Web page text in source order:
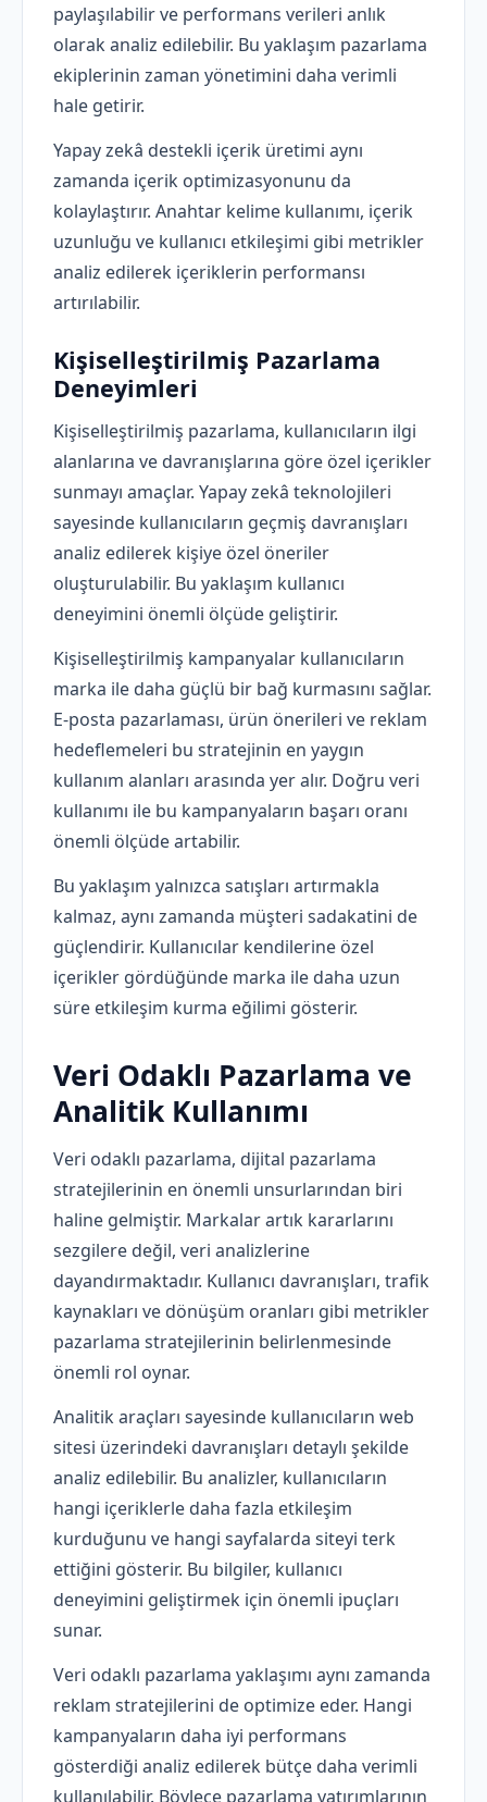
paylaşılabilir ve performans verileri anlık
olarak analiz edilebilir. Bu yaklaşım pazarlama
ekiplerinin zaman yönetimini daha verimli
hale getirir.
Yapay zekâ destekli içerik üretimi aynı
zamanda içerik optimizasyonunu da
kolaylaştırır. Anahtar kelime kullanımı, içerik
uzunluğu ve kullanıcı etkileşimi gibi metrikler
analiz edilerek içeriklerin performansı
artırılabilir.
Kişiselleştirilmiş Pazarlama
Deneyimleri
Kişiselleştirilmiş pazarlama, kullanıcıların ilgi
alanlarına ve davranışlarına göre özel içerikler
sunmayı amaçlar. Yapay zekâ teknolojileri
sayesinde kullanıcıların geçmiş davranışları
analiz edilerek kişiye özel öneriler
oluşturulabilir. Bu yaklaşım kullanıcı
deneyimini önemli ölçüde geliştirir.
Kişiselleştirilmiş kampanyalar kullanıcıların
marka ile daha güçlü bir bağ kurmasını sağlar.
E-posta pazarlaması, ürün önerileri ve reklam
hedeflemeleri bu stratejinin en yaygın
kullanım alanları arasında yer alır. Doğru veri
kullanımı ile bu kampanyaların başarı oranı
önemli ölçüde artabilir.
Bu yaklaşım yalnızca satışları artırmakla
kalmaz, aynı zamanda müşteri sadakatini de
güçlendirir. Kullanıcılar kendilerine özel
içerikler gördüğünde marka ile daha uzun
süre etkileşim kurma eğilimi gösterir.
Veri Odaklı Pazarlama ve
Analitik Kullanımı
Veri odaklı pazarlama, dijital pazarlama
stratejilerinin en önemli unsurlarından biri
haline gelmiştir. Markalar artık kararlarını
sezgilere değil, veri analizlerine
dayandırmaktadır. Kullanıcı davranışları, trafik
kaynakları ve dönüşüm oranları gibi metrikler
pazarlama stratejilerinin belirlenmesinde
önemli rol oynar.
Analitik araçları sayesinde kullanıcıların web
sitesi üzerindeki davranışları detaylı şekilde
analiz edilebilir. Bu analizler, kullanıcıların
hangi içeriklerle daha fazla etkileşim
kurduğunu ve hangi sayfalarda siteyi terk
ettiğini gösterir. Bu bilgiler, kullanıcı
deneyimini geliştirmek için önemli ipuçları
sunar.
Veri odaklı pazarlama yaklaşımı aynı zamanda
reklam stratejilerini de optimize eder. Hangi
kampanyaların daha iyi performans
gösterdiği analiz edilerek bütçe daha verimli
kullanılabilir. Böylece pazarlama yatırımlarının